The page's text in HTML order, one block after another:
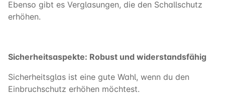
Ebenso gibt es Verglasungen, die den Schallschutz
erhöhen.
Sicherheitsaspekte: Robust und widerstandsfähig
Sicherheitsglas ist eine gute Wahl, wenn du den
Einbruchschutz erhöhen möchtest.